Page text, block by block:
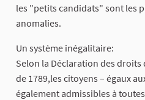
les "petits candidats" sont les
anomalies.
Un système inégalitaire:
Selon la Déclaration des droits
de 1789,les citoyens – égaux
également admissibles à